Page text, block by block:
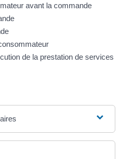
avant la commande
de la prestation de services